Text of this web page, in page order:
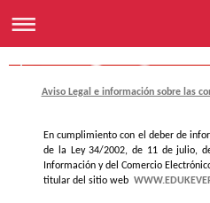
Aviso Legal e información sobre las
En cumplimiento con el deber de
de la Ley 34/2002, de 11 de julio,
Información y del Comercio
titular del sitio web